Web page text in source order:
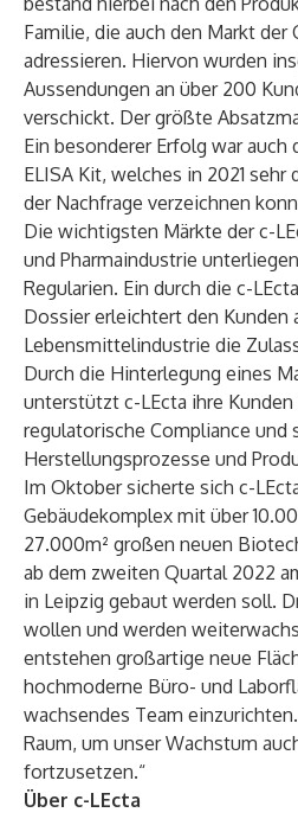
Familie, die auch den Markt der
adressieren. Hiervon wurden
Aussendungen an über 200
verschickt. Der größte
Ein besonderer Erfolg war auch
ELISA Kit, welches in 2021
der Nachfrage verzeichnen
Die wichtigsten Märkte der c-
und Pharmaindustrie
Regularien. Ein durch die c-
Dossier erleichtert den Kunden
Lebensmittelindustrie die
Durch die Hinterlegung eines
unterstützt c-LEcta ihre
regulatorische Compliance
Herstellungsprozesse und
Im Oktober sicherte sich c-
Gebäudekomplex mit über
27.000m² großen neuen
ab dem zweiten Quartal 2022
in Leipzig gebaut werden soll.
wollen und werden
entstehen großartige neue
hochmoderne Büro- und
wachsendes Team
Raum, um unser Wachstum
fortzusetzen.“
Über c-LEcta